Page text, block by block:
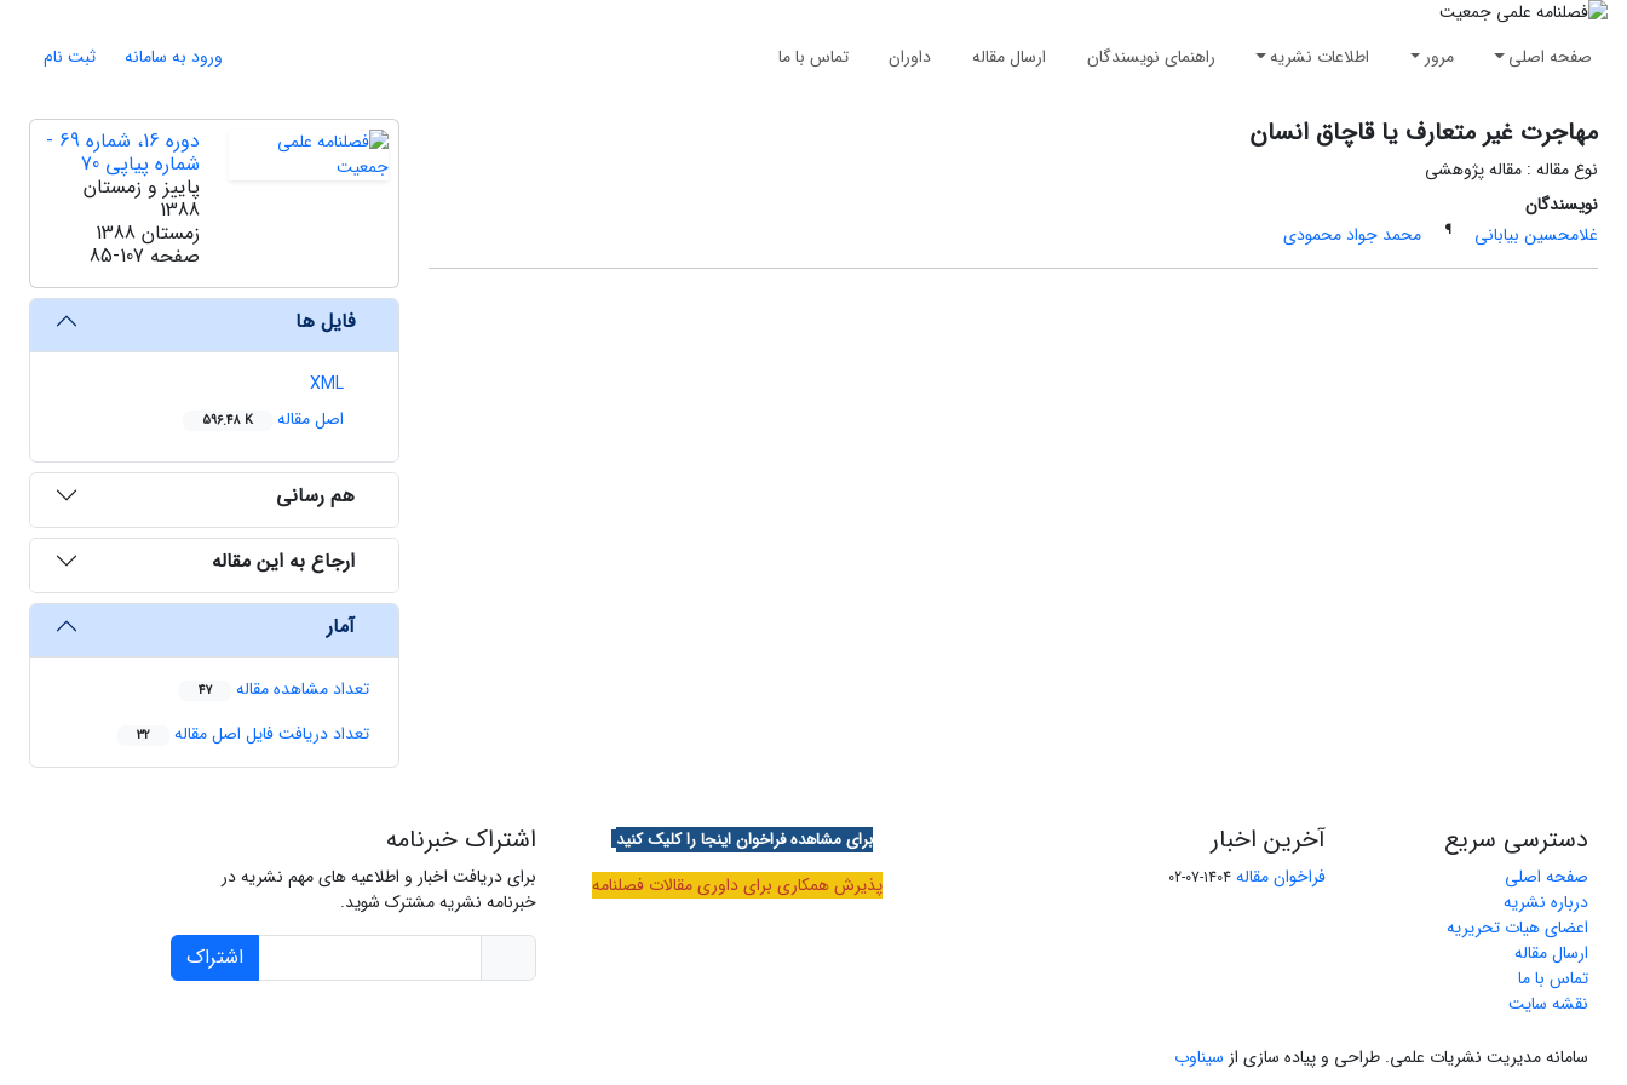
صفحه اصلی مرور اطلاعات نشریه راهنمای نویسندگان ارسال مقاله داوران تماس با ما ورود به سامانه ثبت نام
مهاجرت غیر متعارف یا قاچاق انسان
نوع مقاله : مقاله پژوهشی
نویسندگان
غلامحسین بیابانی
¶ محمد جواد محمودی
دوره 16، شماره 69 -
شماره پیاپی 70
پاییز و زمستان
1388
زمستان 1388
صفحه 85-107
فایل ها
XML
اصل مقاله
596.48 K
هم رسانی
ارجاع به این مقاله
آمار
تعداد مشاهده مقاله 47
تعداد دریافت فایل اصل مقاله 32
دسترسی سریع
صفحه اصلی
درباره نشریه
اعضای هیات تحریریه
ارسال مقاله
تماس با ما
نقشه سایت
آخرین اخبار
فراخوان مقاله 1404-07-02
برای مشاهده فراخوان اینجا را کلیک کنید
پذیرش همکاری برای داوری مقالات فصلنامه
اشتراک خبرنامه
برای دریافت اخبار و اطلاعیه های مهم نشریه در
خبرنامه نشریه مشترک شوید.
اشتراک
سامانه مدیریت نشریات علمی. طراحی و پیاده سازی از سیناوب